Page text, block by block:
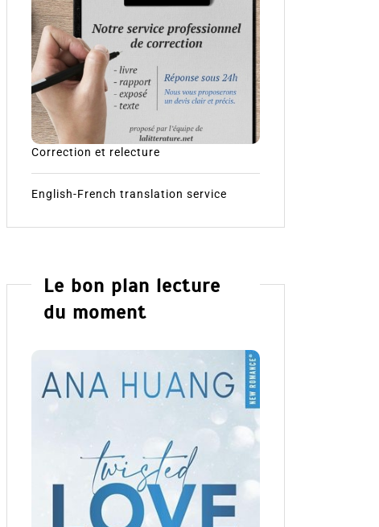
Correction et relecture
English-French translation service
Le bon plan lecture
du moment